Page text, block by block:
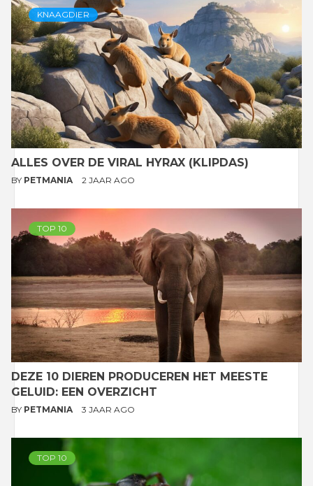
KNAAGDIER
ALLES OVER DE VIRAL HYRAX (KLIPDAS)
BY PETMANIA 2 JAAR AGO
TOP 10
DEZE 10 DIEREN PRODUCEREN HET MEESTE
GELUID: EEN OVERZICHT
BY PETMANIA 3 JAAR AGO
TOP 10